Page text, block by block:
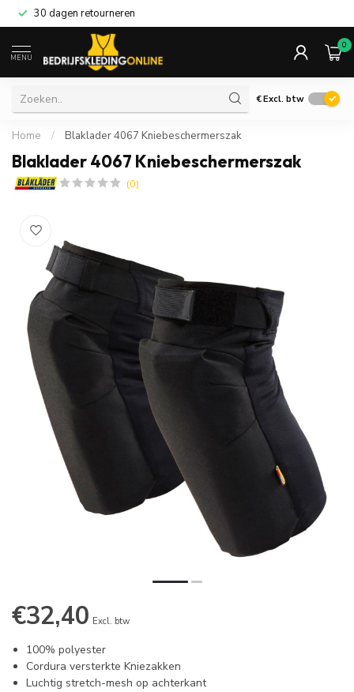
30 dagen retourneren
MENU
0
€Excl. btw
Home / Blaklader 4067 Kniebeschermerszak
Blaklader 4067 Kniebeschermerszak
(0)
€32,40 Excl. btw
100% polyester
Cordura versterkte Kniezakken
Luchtig stretch-mesh op achterkant